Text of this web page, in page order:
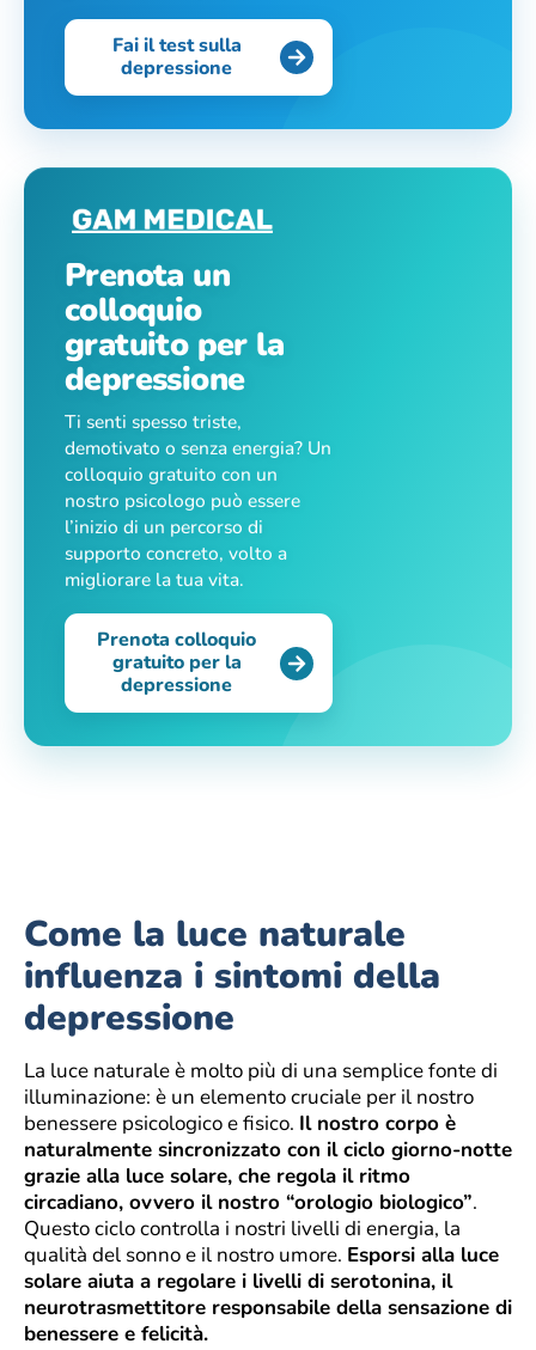
Fai il test sulla
depressione
Prenota un
colloquio
gratuito per la
depressione
Ti senti spesso triste,
demotivato o senza energia? Un
colloquio gratuito con un
nostro psicologo può essere
l’inizio di un percorso di
supporto concreto, volto a
migliorare la tua vita.
Prenota colloquio
gratuito per la
depressione
Come la luce naturale
influenza i sintomi della
depressione
La luce naturale è molto più di una semplice fonte di
illuminazione: è un elemento cruciale per il nostro
benessere psicologico e fisico. Il nostro corpo è
naturalmente sincronizzato con il ciclo giorno-notte
grazie alla luce solare, che regola il ritmo
circadiano, ovvero il nostro “orologio biologico”.
Questo ciclo controlla i nostri livelli di energia, la
qualità del sonno e il nostro umore. Esporsi alla luce
solare aiuta a regolare i livelli di serotonina, il
neurotrasmettitore responsabile della sensazione di
benessere e felicità.